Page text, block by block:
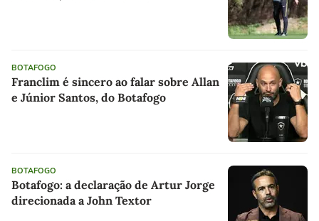
BOTAFOGO
Franclim é sincero ao falar sobre Allan
e Júnior Santos, do Botafogo
BOTAFOGO
Botafogo: a declaração de Artur Jorge
direcionada a John Textor